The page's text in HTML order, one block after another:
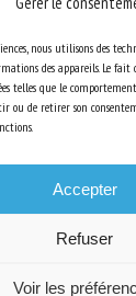
nous utilisons des
des appareils. Le fait
telles que le
ou de retirer son
Accepter
Refuser
Voir les
Ressources
Légales-